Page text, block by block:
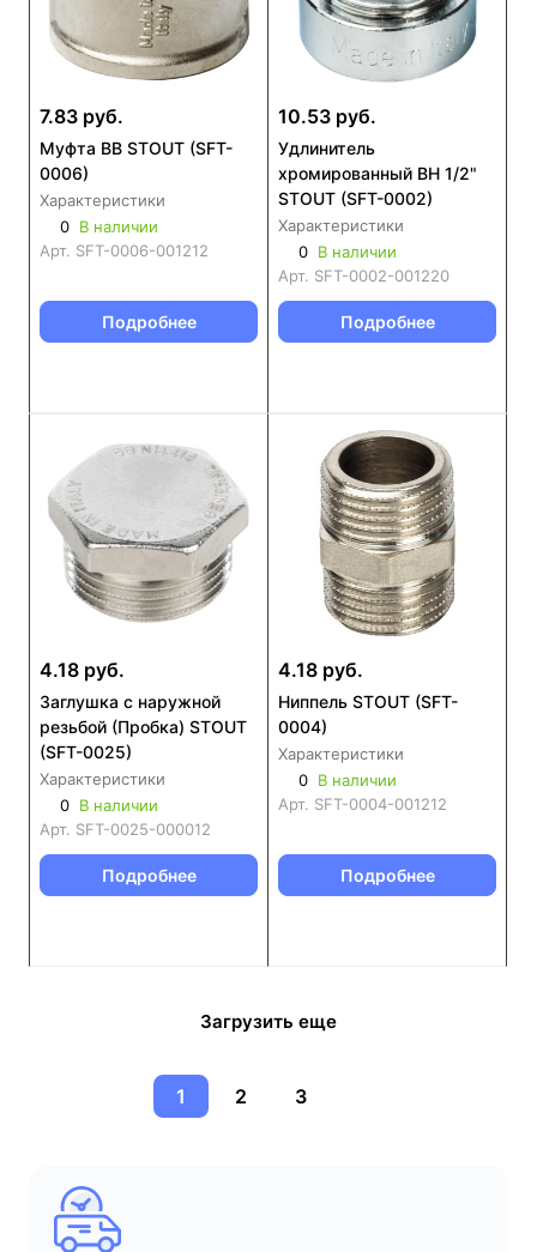
7.83 руб.
Муфта ВВ STOUT (SFT-
0006)
Характеристики
0 В наличии
Арт. SFT-0006-001212
Подробнее
10.53 руб.
Удлинитель
хромированный ВН 1/2"
STOUT (SFT-0002)
Характеристики
0 В наличии
Арт. SFT-0002-001220
Подробнее
4.18 руб.
Заглушка с наружной
резьбой (Пробка) STOUT
(SFT-0025)
Характеристики
0 В наличии
Арт. SFT-0025-000012
Подробнее
4.18 руб.
Ниппель STOUT (SFT-
0004)
Характеристики
0 В наличии
Арт. SFT-0004-001212
Подробнее
Загрузить еще
1 2 3